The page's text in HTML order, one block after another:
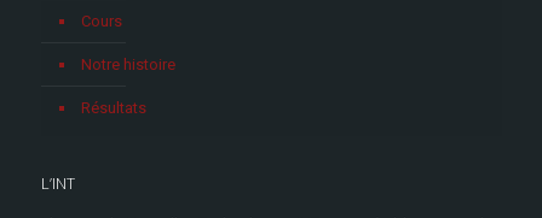
Cours
Notre histoire
Résultats
L’INT